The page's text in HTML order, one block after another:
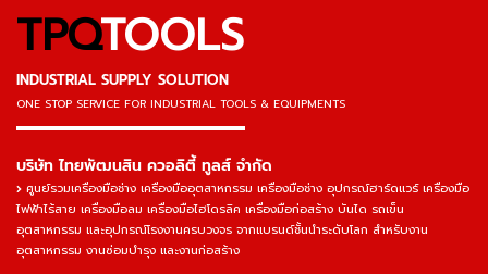
TPQTOOLS
INDUSTRIAL SUPPLY SOLUTION
ONE STOP SERVICE FOR INDUSTRIAL TOOLS & EQUIPMENTS
▬▬▬▬▬▬▬▬▬▬▬▬▬▬▬
บริษัท ไทยพัฒนสิน ควอลิตี้ ทูลส์ จำกัด
ศูนย์รวมเครื่องมือช่าง เครื่องมืออุตสาหกรรม เครื่องมือช่าง อุปกรณ์ฮาร์ดแวร์ เครื่องมือ
ไฟฟ้าไร้สาย เครื่องมือลม เครื่องมือไฮโดรลิค เครื่องมือก่อสร้าง บันได รถเข็น
อุตสาหกรรม และอุปกรณ์โรงงานครบวงจร จากแบรนด์ชั้นนำระดับโลก สำหรับงาน
อุตสาหกรรม งานซ่อมบำรุง และงานก่อสร้าง